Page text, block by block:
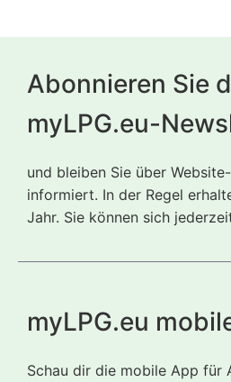
Abonnieren Sie
myLPG.eu-
und bleiben Sie über
informiert. In der Regel
Jahr. Sie können sich
myLPG.eu
Schau dir die mobile App für